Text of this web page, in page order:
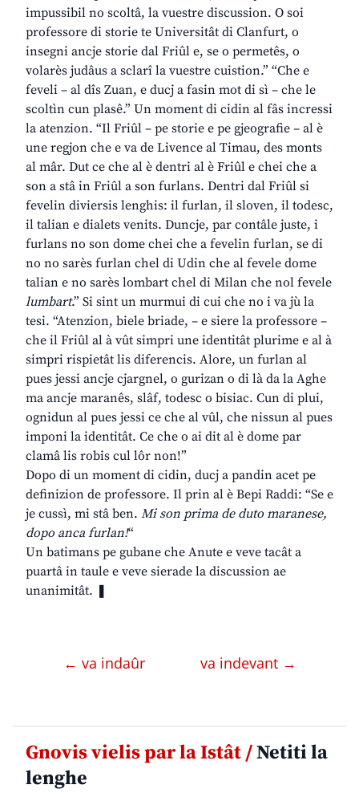
impussibil no scoltâ, la vuestre discussion. O soi
professore di storie te Universitât di Clanfurt, o
insegni ancje storie dal Friûl e, se o permetês, o
volarès judâus a sclarî la vuestre cuistion.” “Che e
feveli – al dîs Zuan, e ducj a fasin mot di sì – che le
scoltìn cun plasê.” Un moment di cidin al fâs incressi
la atenzion. “Il Friûl – pe storie e pe gjeografie – al è
une regjon che e va de Livence al Timau, des monts
al mâr. Dut ce che al è dentri al è Friûl e chei che a
son a stâ in Friûl a son furlans. Dentri dal Friûl si
fevelin diviersis lenghis: il furlan, il sloven, il todesc,
il talian e dialets venits. Duncje, par contâle juste, i
furlans no son dome chei che a fevelin furlan, se di
no no sarès furlan chel di Udin che al fevele dome
talian e no sarès lombart chel di Milan che nol fevele
lumbart.” Si sint un murmui di cui che no i va jù la
tesi. “Atenzion, biele briade, – e siere la professore –
che il Friûl al à vût simpri une identitât plurime e al à
simpri rispietât lis diferencis. Alore, un furlan al
pues jessi ancje cjargnel, o gurizan o di là da la Aghe
ma ancje maranês, slâf, todesc o bisiac. Cun di plui,
ognidun al pues jessi ce che al vûl, che nissun al pues
imponi la identitât. Ce che o ai dit al è dome par
clamâ lis robis cul lôr non!”
Dopo di un moment di cidin, ducj a pandin acet pe
definizion de professore. Il prin al è Bepi Raddi: “Se e
je cussì, mi stâ ben. Mi son prima de duto maranese,
dopo anca furlan!“
Un batimans pe gubane che Anute e veve tacât a
puartâ in taule e veve sierade la discussion ae
unanimitât. ❚
← va indaûr va indevant →
Gnovis vielis par la Istât /Netiti la
lenghe